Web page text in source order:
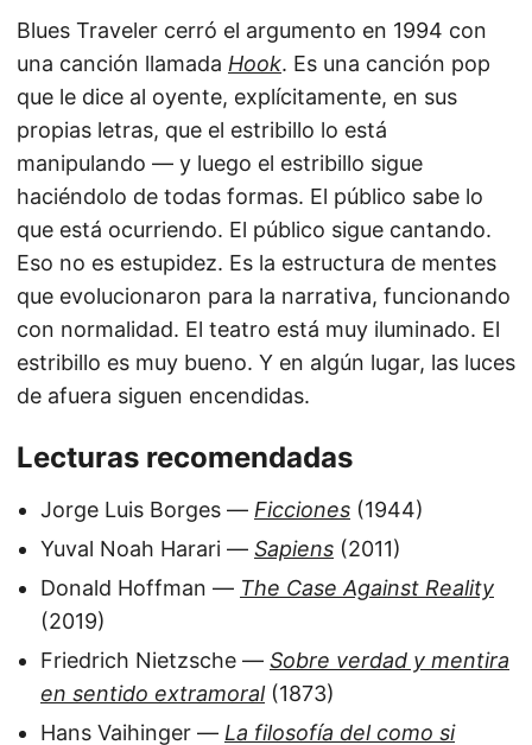
Blues Traveler cerró el argumento en 1994 con
una canción llamada Hook. Es una canción pop
que le dice al oyente, explícitamente, en sus
propias letras, que el estribillo lo está
manipulando — y luego el estribillo sigue
haciéndolo de todas formas. El público sabe lo
que está ocurriendo. El público sigue cantando.
Eso no es estupidez. Es la estructura de mentes
que evolucionaron para la narrativa, funcionando
con normalidad. El teatro está muy iluminado. El
estribillo es muy bueno. Y en algún lugar, las luces
de afuera siguen encendidas.
Lecturas recomendadas
Jorge Luis Borges — Ficciones (1944)
Yuval Noah Harari — Sapiens (2011)
Donald Hoffman — The Case Against Reality
(2019)
Friedrich Nietzsche — Sobre verdad y mentira
en sentido extramoral(1873)
Hans Vaihinger — La filosofía del como si